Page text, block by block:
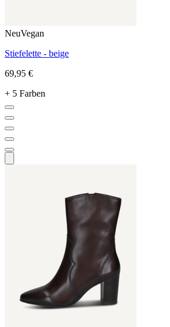
NeuVegan
Stiefelette - beige
69,95 €
+ 5 Farben